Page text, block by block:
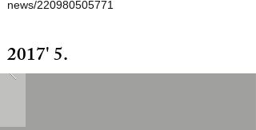
news/220980505771
2017' 5.